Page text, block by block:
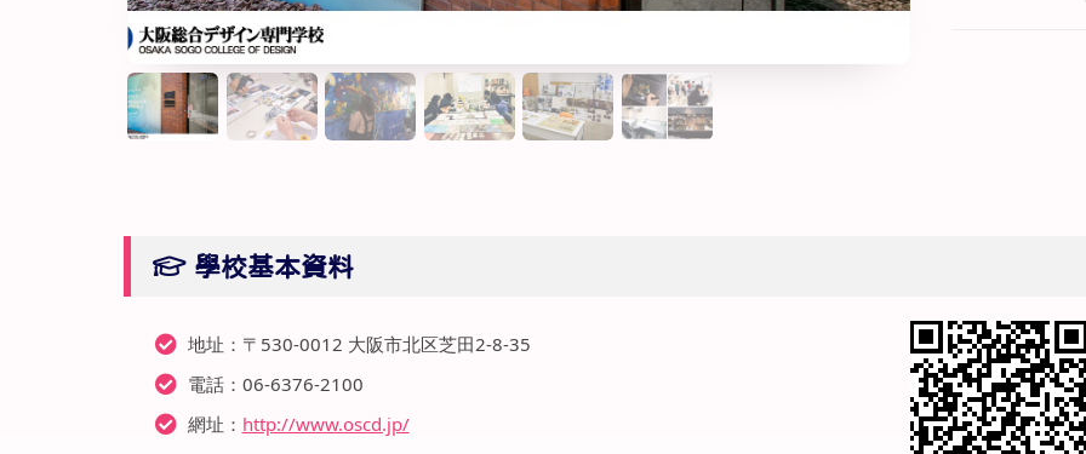
學校基本資料
地址：〒530-0012 大阪市北区芝田2-8-35
電話：06-6376-2100
網址： http://www.oscd.jp/